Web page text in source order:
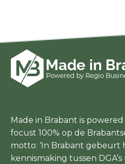
Made in Brabant is
focust 100% op de
motto: ‘In Brabant gebeurt
kennismaking tussen